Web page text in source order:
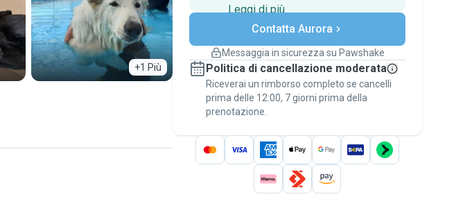
+1 Più
Leggi di piùPagamenti sicuri
Assistenza se i piani
Prenotazioni coperte
Stai su Pawshake - dal primo messaggio al
pagamento - per attivare laGaranzia
Pawshake.
Contatta Aurora
Messaggia in sicurezza su Pawshake
Politica di cancellazione moderata
Riceverai un rimborso completo se cancelli
prima delle 12:00, 7 giorni prima della
prenotazione.